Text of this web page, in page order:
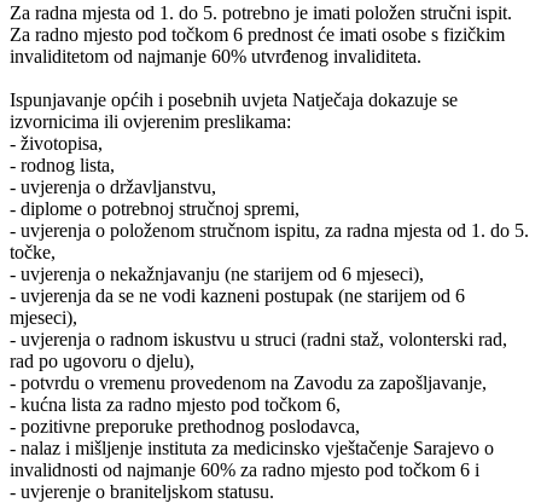
Za radna mjesta od 1. do 5. potrebno je imati položen stručni ispit.
Za radno mjesto pod točkom 6 prednost će imati osobe s fizičkim
invaliditetom od najmanje 60% utvrđenog invaliditeta.
Ispunjavanje općih i posebnih uvjeta Natječaja dokazuje se
izvornicima ili ovjerenim preslikama:
- životopisa,
- rodnog lista,
- uvjerenja o državljanstvu,
- diplome o potrebnoj stručnoj spremi,
- uvjerenja o položenom stručnom ispitu, za radna mjesta od 1. do 5.
točke,
- uvjerenja o nekažnjavanju (ne starijem od 6 mjeseci),
- uvjerenja da se ne vodi kazneni postupak (ne starijem od 6
mjeseci),
- uvjerenja o radnom iskustvu u struci (radni staž, volonterski rad,
rad po ugovoru o djelu),
- potvrdu o vremenu provedenom na Zavodu za zapošljavanje,
- kućna lista za radno mjesto pod točkom 6,
- pozitivne preporuke prethodnog poslodavca,
- nalaz i mišljenje instituta za medicinsko vještačenje Sarajevo o
invalidnosti od najmanje 60% za radno mjesto pod točkom 6 i
- uvjerenje o braniteljskom statusu.